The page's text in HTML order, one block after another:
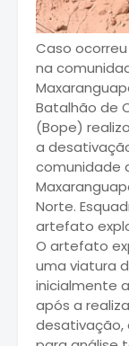
Caso
na
Batalhão de
(Bope)
a
comunidade
Norte.
artefato
O artefato
uma viatura
inicialmente
após a
desativação,